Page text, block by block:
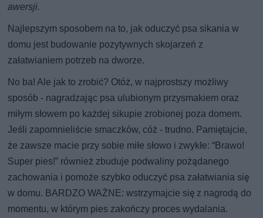
awersji.
Najlepszym sposobem na to, jak oduczyć psa sikania w
domu jest budowanie pozytywnych skojarzeń z
załatwianiem potrzeb na dworze.
No ba! Ale jak to zrobić? Otóż, w najprostszy możliwy
sposób - nagradzając psa ulubionym przysmakiem oraz
miłym słowem po każdej sikupie zrobionej poza domem.
Jeśli zapomnieliście smaczków, cóż - trudno. Pamiętajcie,
że zawsze macie przy sobie miłe słowo i zwykłe: “Brawo!
Super pies!” również zbuduje podwaliny pożądanego
zachowania i pomoże szybko oduczyć psa załatwiania się
w domu. BARDZO WAŻNE: wstrzymajcie się z nagrodą do
momentu, w którym pies zakończy proces wydalania.